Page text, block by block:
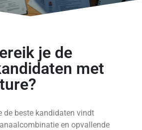
je de
met
de beste kandidaten vindt
en opvallende